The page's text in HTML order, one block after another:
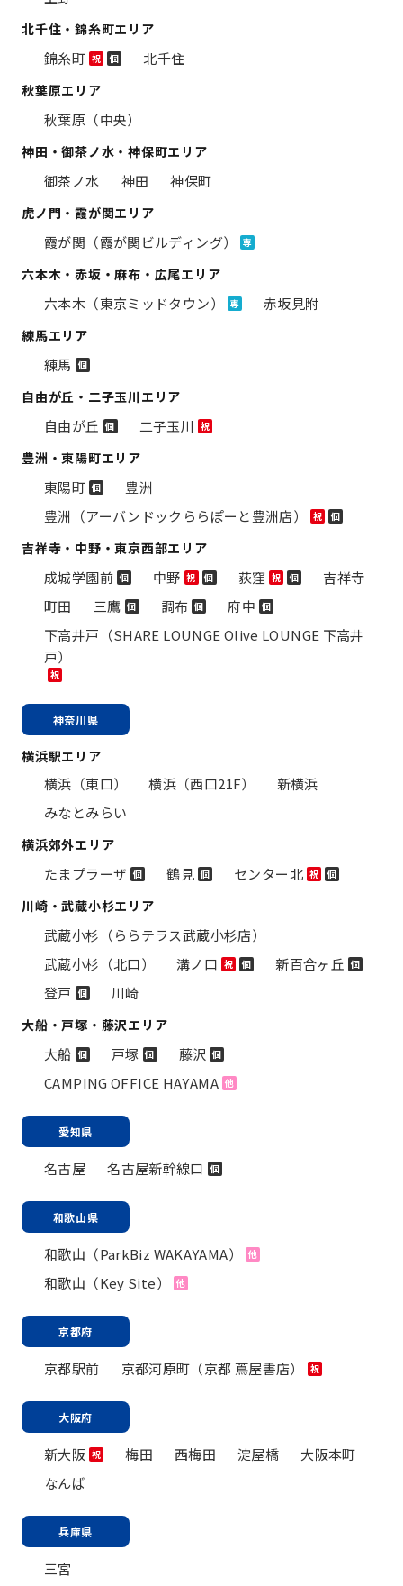
北千住・錦糸町エリア
錦糸町 祝 個 北千住
秋葉原エリア
秋葉原（中央）
神田・御茶ノ水・神保町エリア
御茶ノ水 神田 神保町
虎ノ門・霞が関エリア
霞が関（霞が関ビルディング） 専
六本木・赤坂・麻布・広尾エリア
六本木（東京ミッドタウン） 専 赤坂見附
練馬エリア
練馬 個
自由が丘・二子玉川エリア
自由が丘 個 二子玉川 祝
豊洲・東陽町エリア
東陽町 個
豊洲
豊洲（アーバンドックららぽーと豊洲店）
祝 個
吉祥寺・中野・東京西部エリア
成城学園前 個 中野 祝 個 荻窪 祝 個
吉祥寺
町田
三鷹 個 調布 個 府中 個
下高井戸（SHARE LOUNGE Olive LOUNGE 下高井
戸）
祝
神奈川県
横浜駅エリア
横浜（東口） 横浜（西口21F）
新横浜
みなとみらい
横浜郊外エリア
たまプラーザ 個 鶴見 個 センター北 祝 個
川崎・武蔵小杉エリア
武蔵小杉（ららテラス武蔵小杉店）
武蔵小杉（北口）
溝ノ口 祝 個 新百合ヶ丘 個
登戸 個 川崎
大船・戸塚・藤沢エリア
大船 個 戸塚 個 藤沢 個
CAMPING OFFICE HAYAMA 他
愛知県
名古屋 名古屋新幹線口 個
和歌山県
和歌山（ParkBiz WAKAYAMA） 他
和歌山（Key Site） 他
京都府
京都駅前 京都河原町（京都 蔦屋書店） 祝
大阪府
新大阪 祝 梅田 西梅田 淀屋橋
大阪本町
なんば
兵庫県
三宮